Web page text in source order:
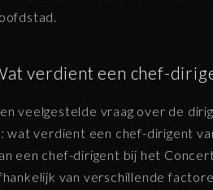
verdient een chef-
veelgestelde vraag over de
wat verdient een chef-dirigent
een chef-dirigent bij het
van verschillende